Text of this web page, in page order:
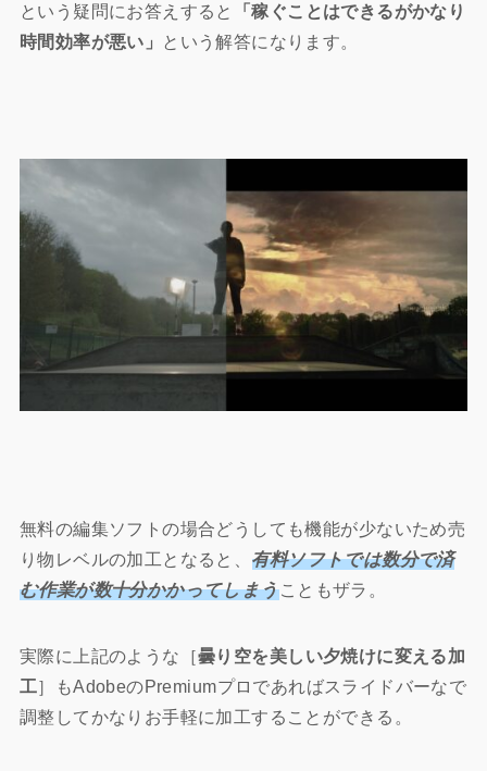
という疑問にお答えすると
「稼ぐことはできるがかなり
時間効率が悪い」
という解答になります。
無料の編集ソフトの場合どうしても機能が少ないため売
り物レベルの加工となると、 有料ソフトでは数分で済
む作業が数十分かかってしまうこともザラ。
実際に上記のような［曇り空を美しい夕焼けに変える加
工］もAdobeのPremiumプロであればスライドバーなで
調整してかなりお手軽に加工することができる。